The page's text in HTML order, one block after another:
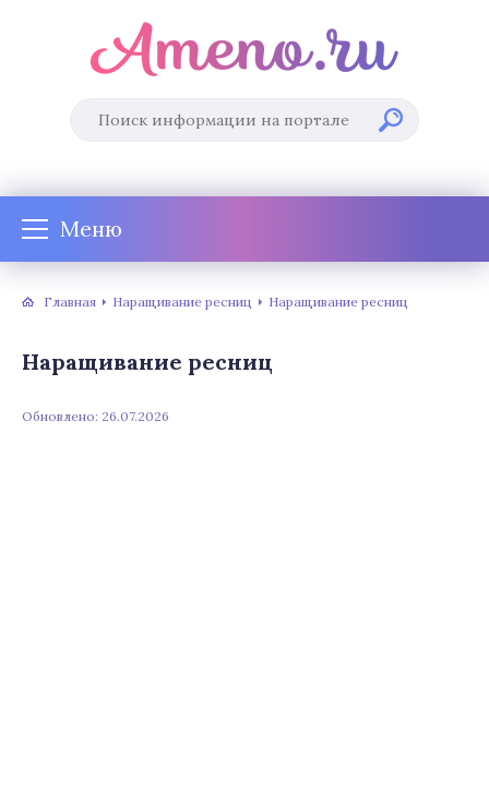
Меню
Главная Наращивание ресниц Наращивание ресниц
Наращивание ресниц
Обновлено: 26.07.2026